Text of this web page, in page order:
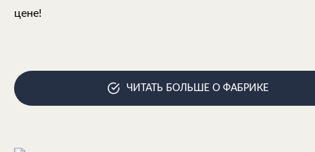
цене!
ЧИТАТЬ БОЛЬШЕ О ФАБРИКЕ